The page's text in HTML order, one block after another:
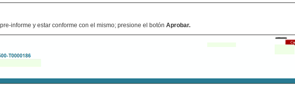
informe y estar conforme con el mismo; presione el botón Aprobar.